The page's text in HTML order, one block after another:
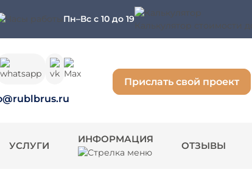
Пн–Вс с 10 до 19
Калькулятор стоимости
Прислать свой проект
УСЛУГИ
ИНФОРМАЦИЯ
ОТЗЫВЫ